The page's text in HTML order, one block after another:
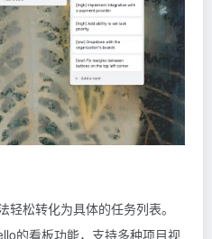
轻松转化为具体的任务列表。
的看板功能，支持多种项目视